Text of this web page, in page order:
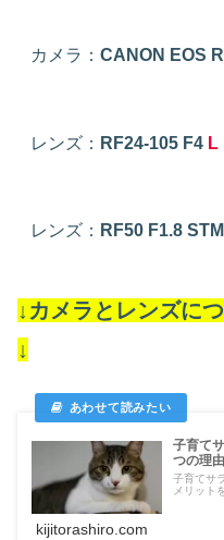
カメラ： CANON EOS
レンズ： RF24-105 F4 L
レンズ： RF50 F1.8 STM
↓カメラとレンズに
↓
子育て
つの理由
子育てサ
メリット
kijitorashiro.com